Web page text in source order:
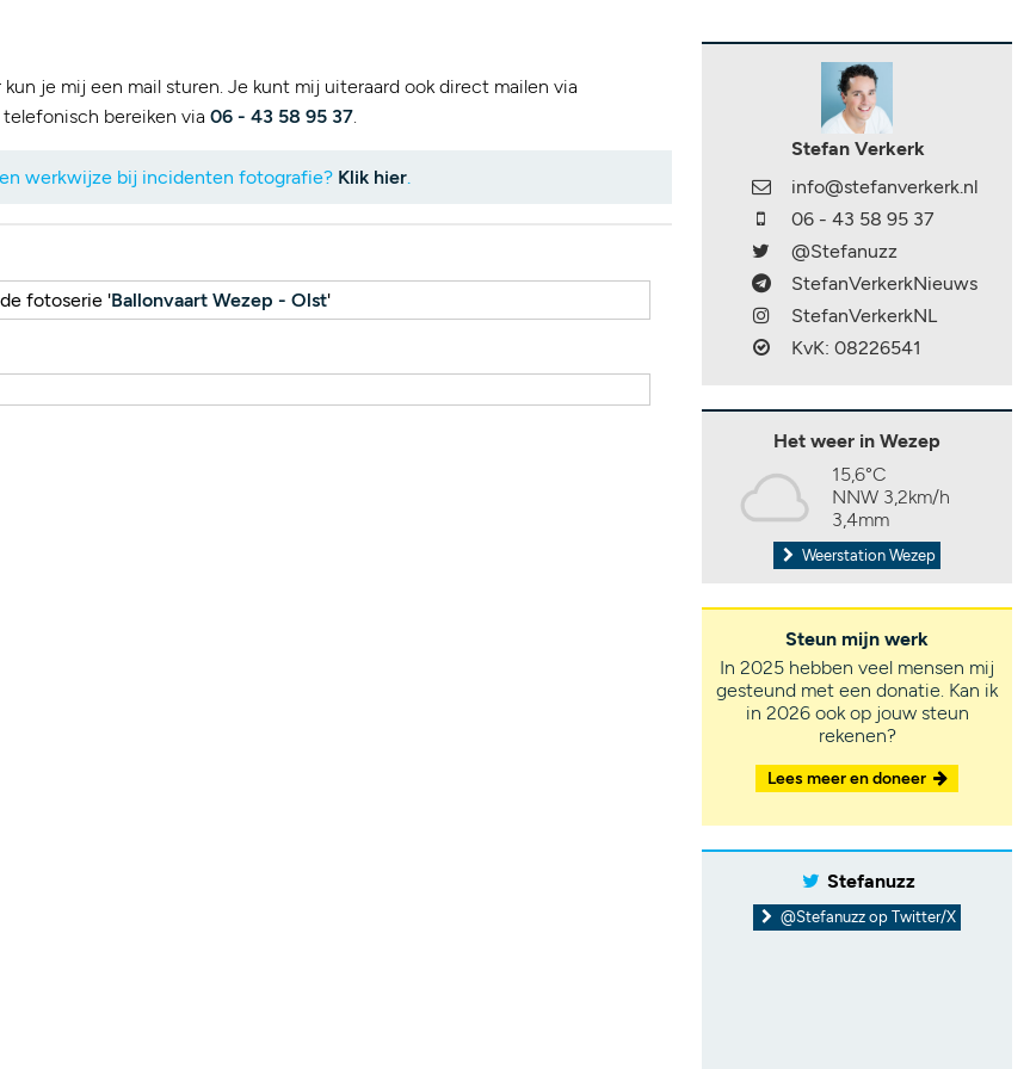
je mij een mail sturen. Je kunt mij uiteraard ook direct mailen via
bereiken via 06 - 43 58 95 37.
werkwijze bij incidenten fotografie? Klik hier.
fotoserie 'Ballonvaart Wezep - Olst'
Stefan Verkerk
info@stefanverkerk.nl
06 - 43 58 95 37
@Stefanuzz
StefanVerkerkNieuws
StefanVerkerkNL
KvK: 08226541
Het weer in Wezep
15,6°C
NNW 3,2km/h
3,4mm
Weerstation Wezep
Steun mijn werk
In 2025 hebben veel mensen mij
gesteund met een donatie. Kan ik
in 2026 ook op jouw steun
rekenen?
Lees meer en doneer
Stefanuzz
@Stefanuzz op Twitter/X